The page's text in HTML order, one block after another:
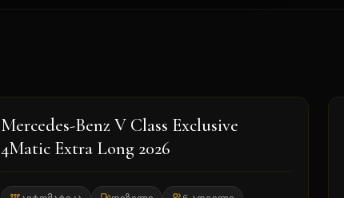
Mercedes-Benz V Class Exclusive
4Matic Extra Long 2026